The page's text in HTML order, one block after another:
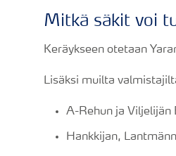
Mitkä säkit voi
Keräykseen otetaan
Lisäksi muilta
A-Rehun ja Viljelijän
Hankkijan,